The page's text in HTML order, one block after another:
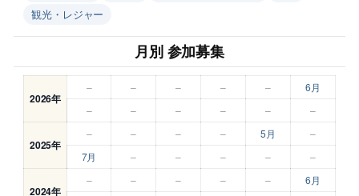
観光・レジャー
月別 参加募集
2026年
– – – – –
6月
–
– – – – –
2025年
– – – – 5月
–
7月
– – – – –
2024年
– – – – –
6月